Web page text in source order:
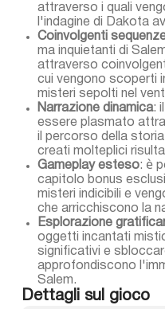
attraverso i quali
l'indagine di Dakota
Coinvolgenti
ma inquietanti di
attraverso
cui vengono scoperti
misteri sepolti nel
Narrazione dinamica:
essere plasmato
il percorso della
creati molteplici
Gameplay esteso: è
capitolo bonus
misteri indicibili e
che arricchiscono la
Esplorazione
oggetti incantati
significativi e
approfondiscono
Salem.
Dettagli sul gioco